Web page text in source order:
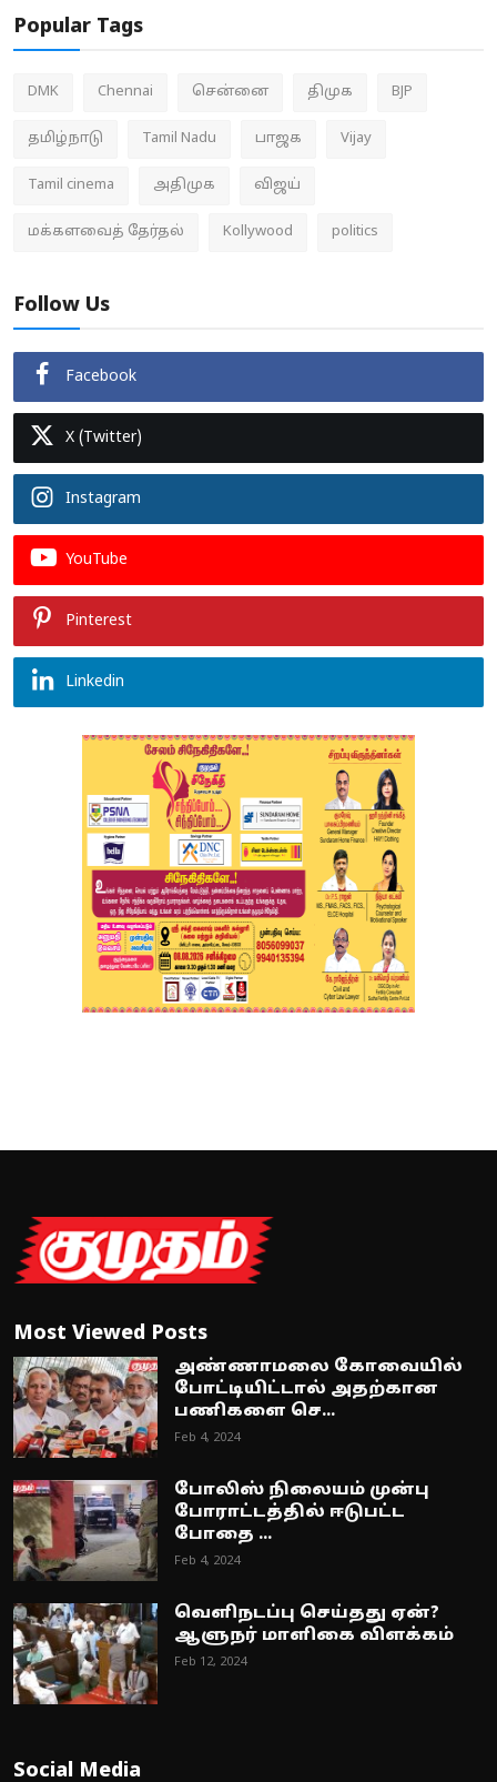
Popular Tags
DMK Chennai சென்னை திமுக BJP
தமிழ்நாடு Tamil Nadu பாஜக Vijay
Tamil cinema அதிமுக விஜய்
மக்களவைத் தேர்தல் Kollywood politics
Follow Us
Facebook
X (Twitter)
Instagram
YouTube
Pinterest
Linkedin
Most Viewed Posts
அண்ணாமலை கோவையில்
போட்டியிட்டால் அதற்கான
பணிகளை செ...
Feb 4, 2024
போலிஸ் நிலையம் முன்பு
போராட்டத்தில் ஈடுபட்ட
போதை ...
Feb 4, 2024
வெளிநடப்பு செய்தது ஏன்?
ஆளுநர் மாளிகை விளக்கம்
Feb 12, 2024
Social Media